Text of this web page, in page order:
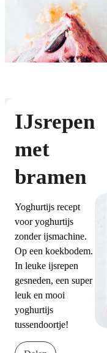
IJsrepen
met
bramen
Yoghurtijs recept
voor yoghurtijs
zonder ijsmachine.
Op een koekbodem.
In leuke ijsrepen
gesneden, een super
leuk en mooi
yoghurtijs
tussendoortje!